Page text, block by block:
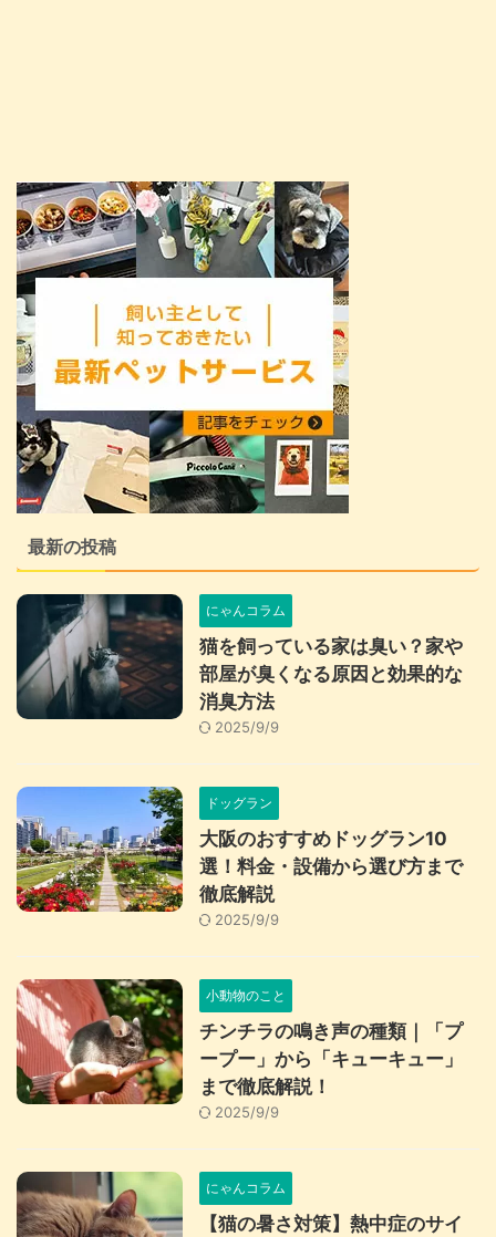
最新の投稿
にゃんコラム
猫を飼っている家は臭い？家や
部屋が臭くなる原因と効果的な
消臭方法
2025/9/9
ドッグラン
大阪のおすすめドッグラン10
選！料金・設備から選び方まで
徹底解説
2025/9/9
小動物のこと
チンチラの鳴き声の種類｜「プ
ープー」から「キューキュー」
まで徹底解説！
2025/9/9
にゃんコラム
【猫の暑さ対策】熱中症のサイ